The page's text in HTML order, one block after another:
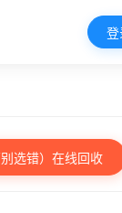
选错）在线回收